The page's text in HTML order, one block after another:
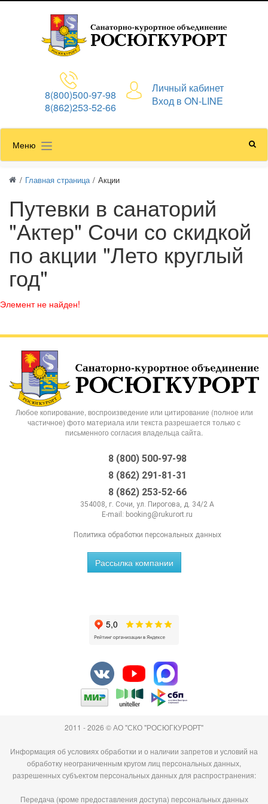
8(800)500-97-98
8(862)253-52-66
Личный кабинет
Вход в ON-LINE
Меню
/ Главная страница / Акции
Путевки в санаторий
"Актер" Сочи со скидкой
по акции "Лето круглый
год"
Элемент не найден!
Любое копирование, воспроизведение или цитирование (полное или
частичное) фото материала или текста разрешается только с
письменного согласия владельца сайта.
8 (800) 500-97-98
8 (862) 291-81-31
8 (862) 253-52-66
354008, г. Сочи, ул. Пирогова, д. 34/2 А
E-mail: booking@rukurort.ru
Политика обработки персональных данных
Рассылка компании
2011 - 2026 © АО "СКО "РОСЮГКУРОРТ"
Информация об условиях обработки и о наличии запретов и условий на
обработку неограниченным кругом лиц персональных данных,
разрешенных субъектом персональных данных для распространения:
Передача (кроме предоставления доступа) персональных данных